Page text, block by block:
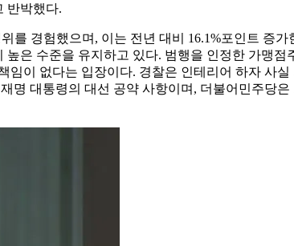
반박했다.
를 경험했으며, 이는 전년 대비 16.1%포인트 증
높은 수준을 유지하고 있다. 범행을 인정한 가맹
이 없다는 입장이다. 경찰은 인테리어 하자 사
명 대통령의 대선 공약 사항이며, 더불어민주당